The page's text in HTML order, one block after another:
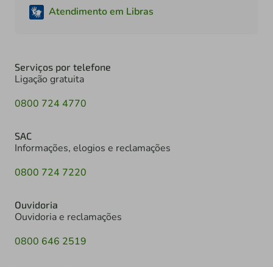
Atendimento em Libras
Serviços por telefone
Ligação gratuita
0800 724 4770
SAC
Informações, elogios e reclamações
0800 724 7220
Ouvidoria
Ouvidoria e reclamações
0800 646 2519